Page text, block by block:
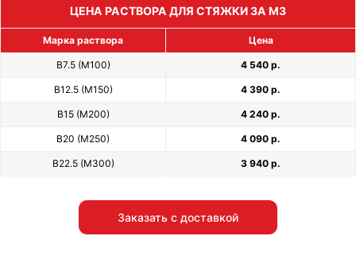
ЦЕНА РАСТВОРА ДЛЯ СТЯЖКИ ЗА М3
Марка раствора Цена
В7.5 (М100) 4 540 р.
В12.5 (М150) 4 390 р.
В15 (М200) 4 240 р.
В20 (М250) 4 090 р.
В22.5 (М300) 3 940 р.
Заказать с доставкой